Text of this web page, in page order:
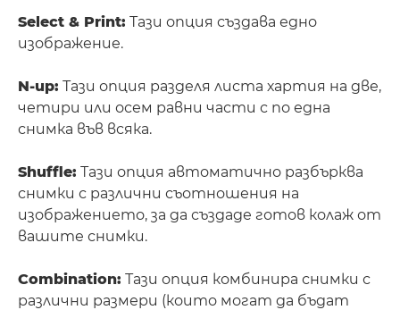
Select & Print: Тази опция създава едно
изображение.
N-up: Тази опция разделя листа хартия на две,
четири или осем равни части с по една
снимка във всяка.
Shuffle: Тази опция автоматично разбърква
снимки с различни съотношения на
изображението, за да създаде готов колаж от
вашите снимки.
Combination: Тази опция комбинира снимки с
различни размери (които могат да бъдат